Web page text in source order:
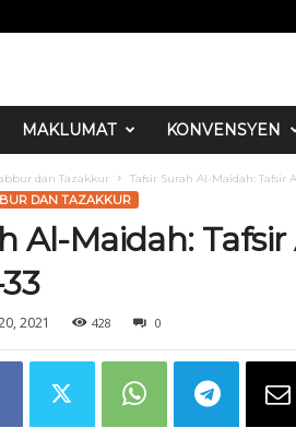
MAKLUMAT KONVENSYEN
dan Tazakkur Tafsir Surah Al-Maidah: Tafsir
DAN TAZAKKUR
Al-Maidah:
2021 428 0